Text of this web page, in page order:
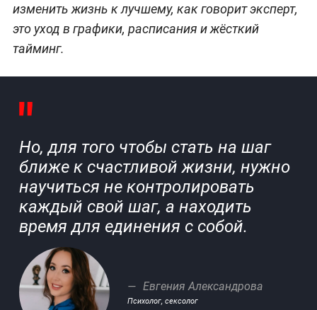
изменить жизнь к лучшему, как говорит эксперт,
это уход в графики, расписания и жёсткий
тайминг.
Но, для того чтобы стать на шаг
ближе к счастливой жизни, нужно
научиться не контролировать
каждый свой шаг, а находить
время для единения с собой.
Евгения Александрова
Психолог, сексолог